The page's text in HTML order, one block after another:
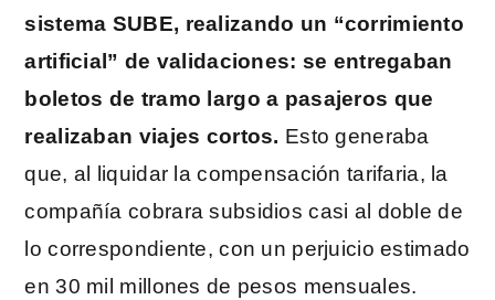
sistema SUBE, realizando un “corrimiento
artificial” de validaciones: se entregaban
boletos de tramo largo a pasajeros que
realizaban viajes cortos. Esto generaba
que, al liquidar la compensación tarifaria, la
compañía cobrara subsidios casi al doble de
lo correspondiente, con un perjuicio estimado
en 30 mil millones de pesos mensuales.